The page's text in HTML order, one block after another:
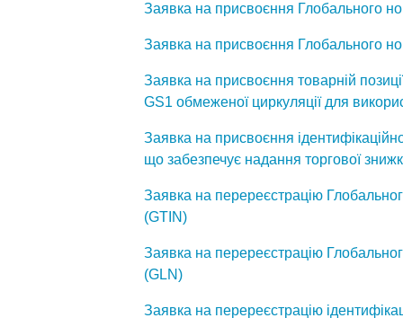
Заявка на присвоєння Глобального
Заявка на присвоєння Глобального
Заявка на присвоєння товарній
GS1 обмеженої циркуляції для
Заявка на присвоєння
що забезпечує надання торгової
Заявка на перереєстрацію
(GTIN)
Заявка на перереєстрацію
(GLN)
Заявка на перереєстрацію